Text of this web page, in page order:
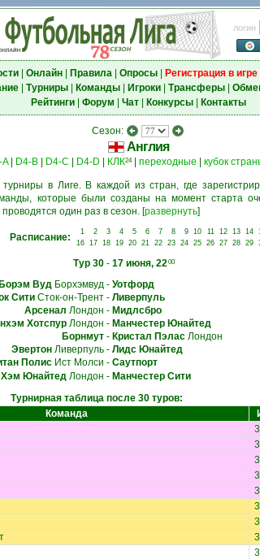
логин
| Онлайн| Правила| Опросы| Регистрация в игре|
| Турниры| Команды| Игроки| Трансферы|
Рейтинги| Форум Чат| Конкурсы| Контакты
Сезон:
Англия
A| D4-B| D4-C D4-D КЛК24| переходные кубок
в Лиге. В каждой из стран, где
которые были созданы на момент старта
один раз в сезон. [развернуть]
Расписание: 1 2 3 4 5 6 7 8 9 10 11 12 13 14
16
17 18 19 20 21 22 23 24 25 26 27 28 29
Тур 30- 17 июня, 2200
Борэм ВудБорхэмвуд- Уотфорд
СитиСток-он-Трент- Ливерпуль
Арсенал Лондон - Мидлсбро
ХотспурЛондон - Манчестер Юнайтед
Борнмут- Кристал ПэласЛондон
ЭвертонЛиверпуль- Лидс Юнайтед
ПолисИст Молси - Саутпорт
Хэм ЮнайтедЛондон - Манчестер Сити
Турнирная таблица после 30 туров:
Команда